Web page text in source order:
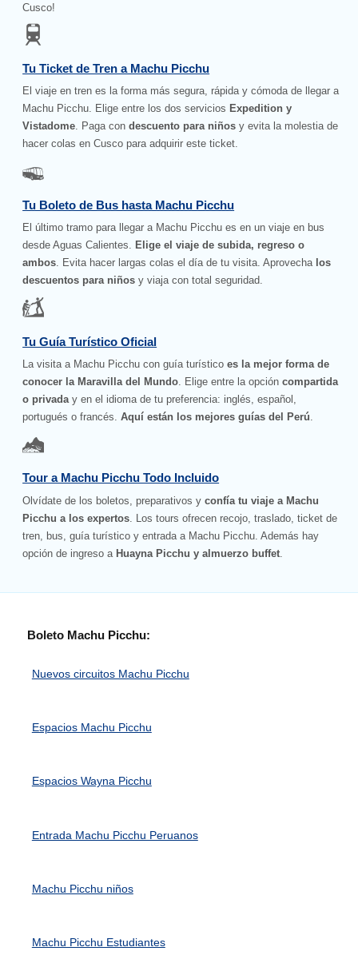
Cusco!
Tu Ticket de Tren a Machu Picchu
El viaje en tren es la forma más segura, rápida y cómoda de llegar a
Machu Picchu. Elige entre los dos servicios Expedition y
Vistadome. Paga condescuento para niños y evita la molestia de
hacer colas en Cusco para adquirir este ticket.
Tu Boleto de Bus hasta Machu Picchu
El último tramo para llegar a Machu Picchu es en un viaje en bus
desde Aguas Calientes. Elige el viaje de subida, regreso o
ambos. Evita hacer largas colas el día de tu visita. Aprovecha los
descuentos para niños y viaja con total seguridad.
Tu Guía Turístico Oficial
La visita a Machu Picchu con guía turístico es la mejor forma de
conocer la Maravilla del Mundo. Elige entre la opcióncompartida
o privaday en el idioma de tu preferencia: inglés, español,
portugués o francés.Aquí están los mejores guías del Perú.
Tour a Machu Picchu Todo Incluido
Olvídate de los boletos, preparativos yconfía tu viaje a Machu
Picchu a los expertos . Los tours ofrecen recojo, traslado, ticket de
tren, bus, guía turístico y entrada a Machu Picchu. Además hay
opción de ingreso a Huayna Picchu y almuerzo buffet
Boleto Machu Picchu:
Nuevos circuitos Machu Picchu
Espacios Machu Picchu
Espacios Wayna Picchu
Entrada Machu Picchu Peruanos
Machu Picchu niños
Machu Picchu Estudiantes